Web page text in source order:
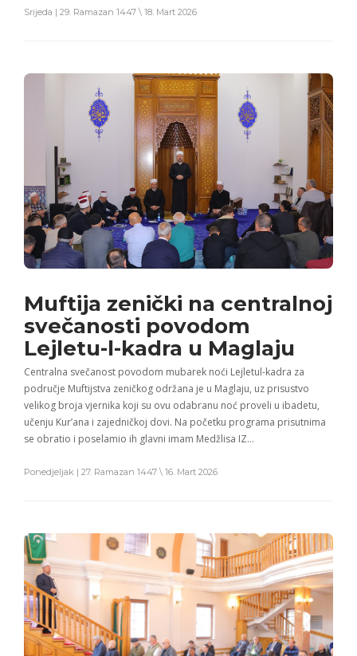
Srijeda | 29. Ramazan 1447 \ 18. Mart 2026
Muftija zenički na centralnoj
svečanosti povodom
Lejletu-l-kadra u Maglaju
Centralna svečanost povodom mubarek noći Lejletul-kadra za
područje Muftijstva zeničkog održana je u Maglaju, uz prisustvo
velikog broja vjernika koji su ovu odabranu noć proveli u ibadetu,
učenju Kur’ana i zajedničkoj dovi. Na početku programa prisutnima
se obratio i poselamio ih glavni imam Medžlisa IZ…
Ponedjeljak | 27. Ramazan 1447 \ 16. Mart 2026